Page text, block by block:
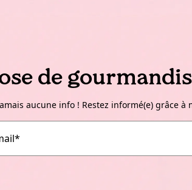
de
aucune info ! Restez informé(e) grâce à
*